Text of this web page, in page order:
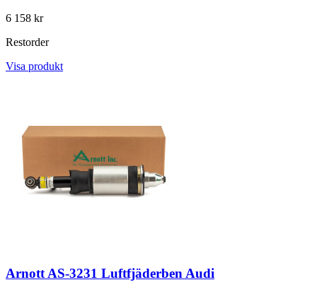
6 158 kr
Restorder
Visa produkt
Arnott AS-3231 Luftfjäderben Audi